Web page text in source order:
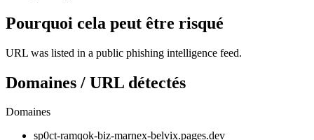
Pourquoi cela peut être risqué
URL was listed in a public phishing intelligence feed.
Domaines / URL détectés
Domaines
sp0ct-ramqok-biz-marnex-belvix.pages.dev